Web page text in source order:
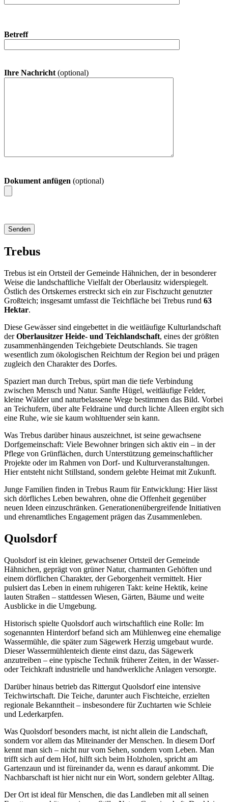
Betreff
Ihre Nachricht (optional)
Dokument anfügen (optional)
Trebus
Trebus ist ein Ortsteil der Gemeinde Hähnichen, der in besonderer
Weise die landschaftliche Vielfalt der Oberlausitz widerspiegelt.
Östlich des Ortskernes erstreckt sich ein zur Fischzucht genutzter
Großteich; insgesamt umfasst die Teichfläche bei Trebus rund 63
Hektar.
Diese Gewässer sind eingebettet in die weitläufige Kulturlandschaft
derOberlausitzer Heide- und Teichlandschaft, eines der größten
zusammenhängenden Teichgebiete Deutschlands. Sie tragen
wesentlich zum ökologischen Reichtum der Region bei und prägen
zugleich den Charakter des Dorfes.
Spaziert man durch Trebus, spürt man die tiefe Verbindung
zwischen Mensch und Natur. Sanfte Hügel, weitläufige Felder,
kleine Wälder und naturbelassene Wege bestimmen das Bild. Vorbei
an Teichufern, über alte Feldraine und durch lichte Alleen ergibt sich
eine Ruhe, wie sie kaum wohltuender sein kann.
Was Trebus darüber hinaus auszeichnet, ist seine gewachsene
Dorfgemeinschaft: Viele Bewohner bringen sich aktiv ein – in der
Pflege von Grünflächen, durch Unterstützung gemeinschaftlicher
Projekte oder im Rahmen von Dorf- und Kulturveranstaltungen.
Hier entsteht nicht Stillstand, sondern gelebte Heimat mit Zukunft.
Junge Familien finden in Trebus Raum für Entwicklung: Hier lässt
sich dörfliches Leben bewahren, ohne die Offenheit gegenüber
neuen Ideen einzuschränken. Generationenübergreifende Initiativen
und ehrenamtliches Engagement prägen das Zusammenleben.
Quolsdorf
Quolsdorf ist ein kleiner, gewachsener Ortsteil der Gemeinde
Hähnichen, geprägt von grüner Natur, charmanten Gehöften und
einem dörflichen Charakter, der Geborgenheit vermittelt. Hier
pulsiert das Leben in einem ruhigeren Takt: keine Hektik, keine
lauten Straßen – stattdessen Wiesen, Gärten, Bäume und weite
Ausblicke in die Umgebung.
Historisch spielte Quolsdorf auch wirtschaftlich eine Rolle: Im
sogenannten Hinterdorf befand sich am Mühlenweg eine ehemalige
Wassermühle, die später zum Sägewerk Herzig umgebaut wurde.
Dieser Wassermühlenteich diente einst dazu, das Sägewerk
anzutreiben – eine typische Technik früherer Zeiten, in der Wasser-
oder Teichkraft industrielle und handwerkliche Anlagen versorgte.
Darüber hinaus betrieb das Rittergut Quolsdorf eine intensive
Teichwirtschaft. Die Teiche, darunter auch Fischteiche, erzielten
regionale Bekanntheit – insbesondere für Zuchtarten wie Schleie
und Lederkarpfen.
Was Quolsdorf besonders macht, ist nicht allein die Landschaft,
sondern vor allem das Miteinander der Menschen. In diesem Dorf
kennt man sich – nicht nur vom Sehen, sondern vom Leben. Man
trifft sich auf dem Hof, hilft sich beim Holzholen, spricht am
Gartenzaun und ist füreinander da, wenn es darauf ankommt. Die
Nachbarschaft ist hier nicht nur ein Wort, sondern gelebter Alltag.
Der Ort ist ideal für Menschen, die das Landleben mit all seinen